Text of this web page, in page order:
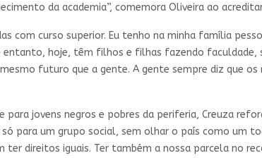
da academia”, comemora Oliveira ao
com curso superior. Eu tenho na minha família
hoje, têm filhos e filhas fazendo faculdade,
futuro que a gente. A gente sempre diz que
jovens negros e pobres da periferia, Creuza
para um grupo social, sem olhar o país como um
direitos iguais. Ter também a nossa parcela no